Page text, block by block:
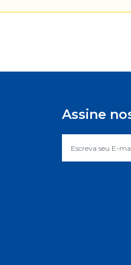
Assine